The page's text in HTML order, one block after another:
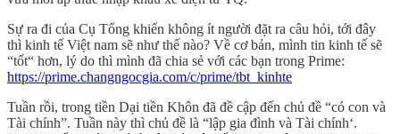
Sự ra đi của Cụ Tổng khiến không ít người đặt ra câu hỏi, tới đây
thì kinh tế Việt nam sẽ như thế nào? Về cơ bản, mình tin kinh tế sẽ
“tốt“ hơn, lý do thì mình đã chia sẻ với các bạn trong Prime:
https://prime.changngocgia.com/c/prime/tbt_kinhte
Tuần rồi, trong tiền Dại tiền Khôn đã đề cập đến chủ đề “có con và
Tài chính”. Tuần này thì chủ đề là “lập gia đình và Tài chính‘.